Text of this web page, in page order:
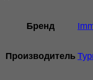
Бренд
Производитель